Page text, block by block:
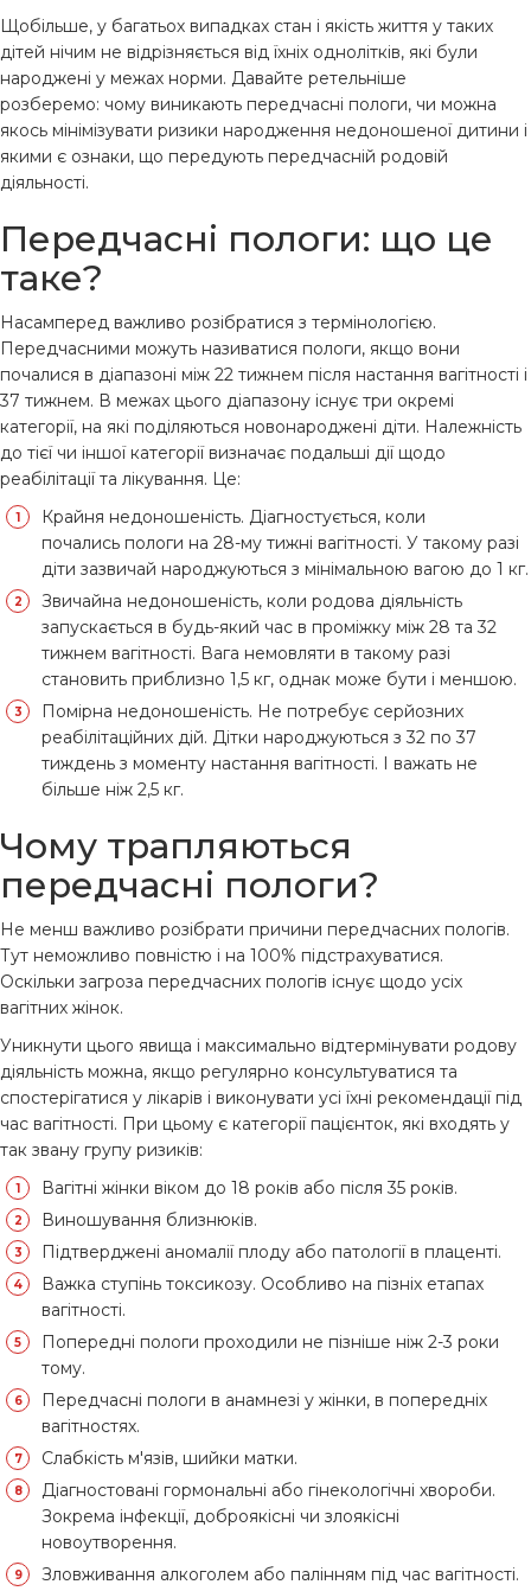
Щобільше, у багатьох випадках стан і якість життя у таких
дітей нічим не відрізняється від їхніх однолітків, які були
народжені у межах норми. Давайте ретельніше
розберемо: чому виникають передчасні пологи, чи можна
якось мінімізувати ризики народження недоношеної дитини і
якими є ознаки, що передують передчасній родовій
діяльності.
Передчасні пологи: що це
таке?
Насамперед важливо розібратися з термінологією.
Передчасними можуть називатися пологи, якщо вони
почалися в діапазоні між 22 тижнем після настання вагітності і
37 тижнем. В межах цього діапазону існує три окремі
категорії, на які поділяються новонароджені діти. Належність
до тієї чи іншої категорії визначає подальші дії щодо
реабілітації та лікування. Це:
Крайня недоношеність. Діагностується, коли
почались пологи на 28-му тижні вагітності. У такому разі
діти зазвичай народжуються з мінімальною вагою до 1 кг.
Звичайна недоношеність, коли родова діяльність
запускається в будь-який час в проміжку між 28 та 32
тижнем вагітності. Вага немовляти в такому разі
становить приблизно 1,5 кг, однак може бути і меншою.
Помірна недоношеність. Не потребує серйозних
реабілітаційних дій. Дітки народжуються з 32 по 37
тиждень з моменту настання вагітності. І важать не
більше ніж 2,5 кг.
Чому трапляються
передчасні пологи?
Не менш важливо розібрати причини передчасних пологів.
Тут неможливо повністю і на 100% підстрахуватися.
Оскільки загроза передчасних пологів існує щодо усіх
вагітних жінок.
Уникнути цього явища і максимально відтермінувати родову
діяльність можна, якщо регулярно консультуватися та
спостерігатися у лікарів і виконувати усі їхні рекомендації під
час вагітності. При цьому є категорії пацієнток, які входять у
так звану групу ризиків:
Вагітні жінки віком до 18 років або після 35 років.
Виношування близнюків.
Підтверджені аномалії плоду або патології в плаценті.
Важка ступінь токсикозу. Особливо на пізніх етапах
вагітності.
Попередні пологи проходили не пізніше ніж 2-3 роки
тому.
Передчасні пологи в анамнезі у жінки, в попередніх
вагітностях.
Слабкість м'язів, шийки матки.
Діагностовані гормональні або гінекологічні хвороби.
Зокрема інфекції, доброякісні чи злоякісні
новоутворення.
Зловживання алкоголем або палінням під час вагітності.